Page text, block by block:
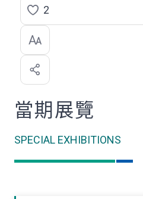
點
選
喜
歡
2
當期展覽
SPECIAL EXHIBITIONS